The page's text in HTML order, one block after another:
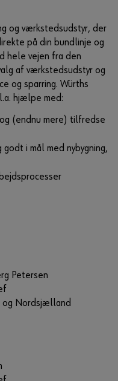
og værkstedsudstyr, der
på din bundlinje og
hele vejen fra den
af værkstedsudstyr og
og sparring. Würths
hjælpe med:
(endnu mere) tilfredse
godt i mål med nybygning,
Petersen
og Nordsjælland